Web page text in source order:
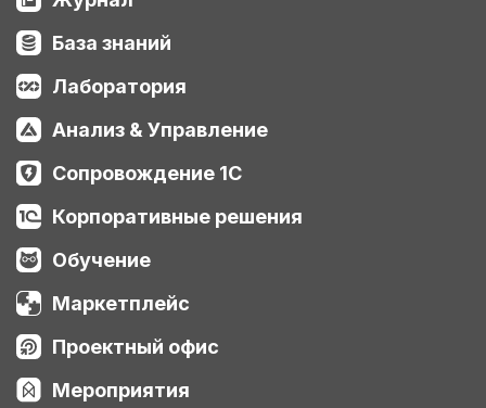
База знаний
Лаборатория
Анализ & Управление
Сопровождение 1С
Корпоративные решения
Обучение
Маркетплейс
Проектный офис
Мероприятия